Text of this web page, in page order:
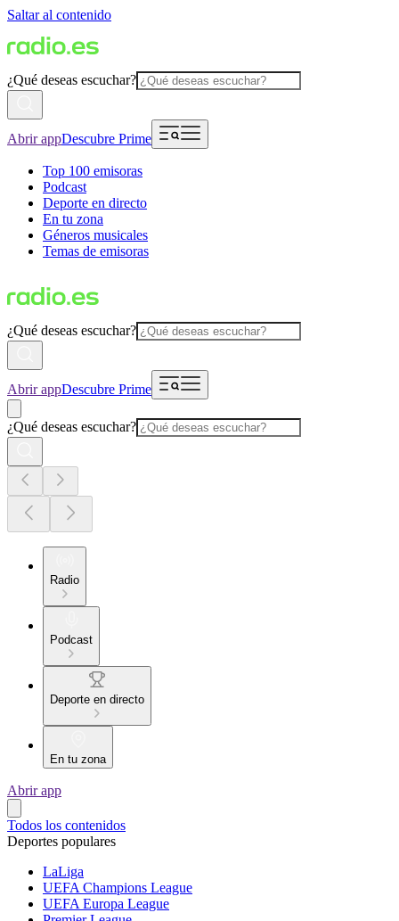
Saltar al contenido
¿Qué deseas escuchar?
Abrir appDescubre Prime
Top 100 emisoras
Podcast
Deporte en directo
En tu zona
Géneros musicales
Temas de emisoras
¿Qué deseas escuchar?
Abrir appDescubre Prime
¿Qué deseas escuchar?
Radio
Podcast
Deporte en directo
En tu zona
Abrir app
Todos los contenidos
Deportes populares
LaLiga
UEFA Champions League
UEFA Europa League